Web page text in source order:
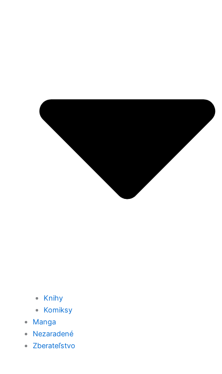
Knihy
Komiksy
Manga
Nezaradené
Zberateľstvo